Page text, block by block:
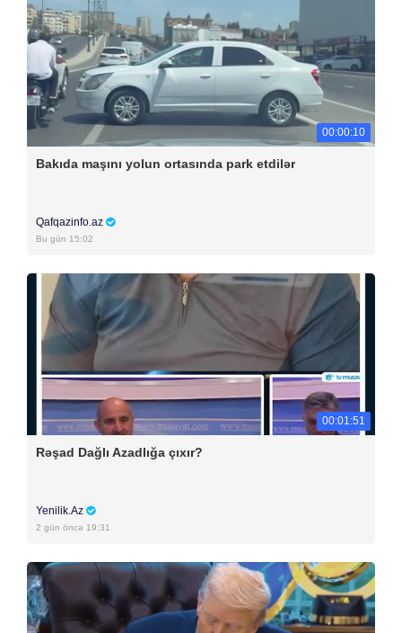
00:00:10
Bakıda maşını yolun ortasında park etdilər
Qafqazinfo.az
Bu gün 15:02
00:01:51
Rəşad Dağlı Azadlığa çıxır?
Yenilik.Az
2 gün öncə 19:31